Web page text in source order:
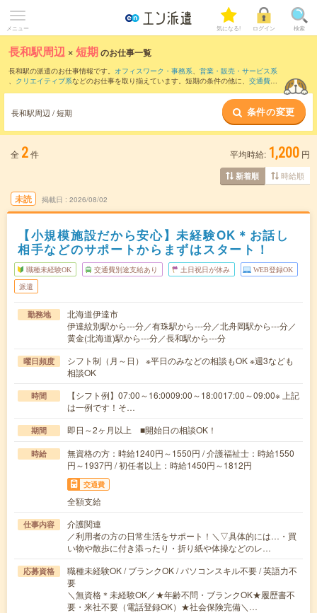
メニュー 気になる! ログイン 検索
長和駅周辺 ×短期のお仕事一覧
長和駅の派遣のお仕事情報です。 オフィスワーク・事務系、 営業・販売・サービス系
、 クリエイティブ系などのお仕事を取り揃えています。短期の条件の他に、 交通費別
長和駅周辺 / 短期 条件の変更
全 2件 平均時給: 1,200 円
新着順 時給順
未読 掲載日 2026/08/02
【小規模施設だから安心】未経験OK＊お話し
相手などのサポートからまずはスタート！
職種未経験OK 交通費別途支給あり 土日祝日が休み WEB登録OK
派遣
勤務地
北海道伊達市
伊達紋別駅から---分／有珠駅から---分／北舟岡駅から---分／
黄金(北海道)駅から---分／長和駅から---分
曜日頻度
シフト制（月～日） ※平日のみなどの相談もOK ※週3なども
相談OK
時間
【シフト例】07:00～16:0009:00～18:0017:00～09:00※ 上記
は一例です！そ…
期間 即日～2ヶ月以上 ■開始日の相談OK！
時給
無資格の方：時給1240円～1550円 / 介護福祉士：時給1550
円～1937円 / 初任者以上：時給1450円～1812円
交通費
全額支給
仕事内容
介護関連
／利用者の方の日常生活をサポート！＼▽具体的には…・買
い物や散歩に付き添ったり・折り紙や体操などのレ…
応募資格
職種未経験OK / ブランクOK / パソコンスキル不要 / 英語力不
要
＼無資格＊未経験OK／★年齢不問・ブランクOK★履歴書不
要・来社不要（電話登録OK）★社会保険完備＼…